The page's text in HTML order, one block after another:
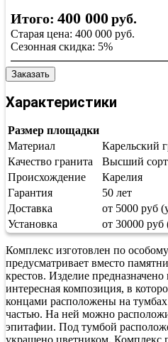
Итого: 400 000руб.
Старая цена: 400 000 руб.
Сезонная скидка: 5%
Заказать
Характеристики
Размер площадки
Материал
Карельский
Качество гранита
Высший сорт
Происхождение
Карелия
Гарантия
50 лет
Доставка
от 5000 руб
Установка
от 30000 руб
Комплекс изготовлен по
предусматривает вместо
крестов. Изделие
интересная композиция, в
концами расположены на тумбах
частью. На ней можно
эпитафии. Под тумбой